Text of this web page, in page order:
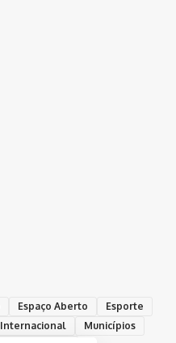
Espaço Aberto
Esporte
Internacional
Municípios